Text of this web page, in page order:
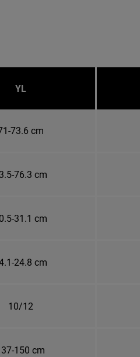
YL
73.6 cm
76.3 cm
31.1 cm
24.8 cm
10/12
150 cm